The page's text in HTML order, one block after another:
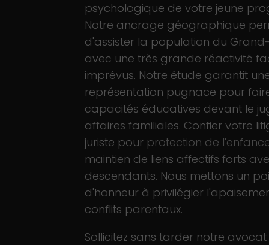
psychologique de votre jeune
Notre ancrage géographique
d'assister la population du
avec une très grande réactivité
imprévus. Notre étude garantit
représentation pugnace pour
capacités éducatives devant le
affaires familiales. Confier votre
juriste pour protection de
maintien de liens affectifs forts
descendants. Nous mettons un
d'honneur à privilégier
conflits parentaux.
Sollicitez sans tarder notre